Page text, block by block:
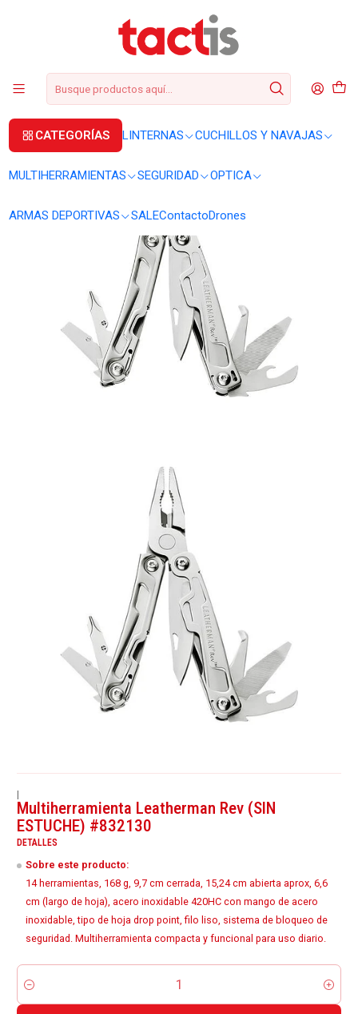
CATEGORÍAS LINTERNAS CUCHILLOS Y NAVAJAS
MULTIHERRAMIENTAS SEGURIDAD OPTICA
ARMAS DEPORTIVAS SALEContactoDrones
+56 2 3224 9572 +569 62369815
MULTIHERRAMIENTAS
MULTIHERRAMIENTAS
Multiherramienta Leatherman Rev (SIN ESTUCHE) #832130
|
Multiherramienta Leatherman Rev (SIN
ESTUCHE) #832130
DETALLES
Sobre este producto:
14 herramientas, 168 g, 9,7 cm cerrada, 15,24 cm abierta aprox, 6,6
cm (largo de hoja), acero inoxidable 420HC con mango de acero
inoxidable, tipo de hoja drop point, filo liso, sistema de bloqueo de
seguridad. Multiherramienta compacta y funcional para uso diario.
Cantidad